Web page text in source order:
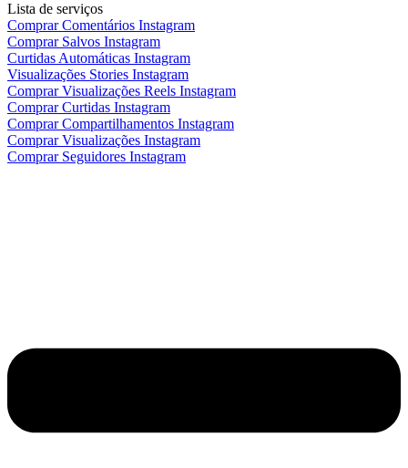
Lista de serviços
Comprar Comentários Instagram
Comprar Salvos Instagram
Curtidas Automáticas Instagram
Visualizações Stories Instagram
Comprar Visualizações Reels Instagram
Comprar Curtidas Instagram
Comprar Compartilhamentos Instagram
Comprar Visualizações Instagram
Comprar Seguidores Instagram